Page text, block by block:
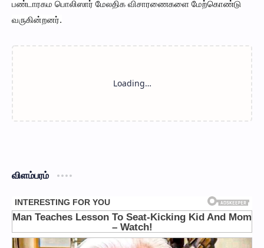
பண்டாரகம பொலிஸார் மேலதிக விசாரணைகளை மேற்கொண்டு
வருகின்றனர்.
விளம்பரம்